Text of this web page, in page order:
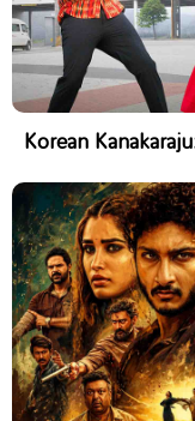
Korean